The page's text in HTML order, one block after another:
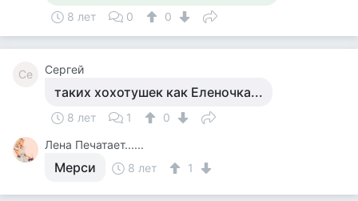
8 лет 0 0
Се Сергей
таких хохотушек как Еленочка...
8 лет 1
0
Лена Печатает......
Мерси 8 лет 1